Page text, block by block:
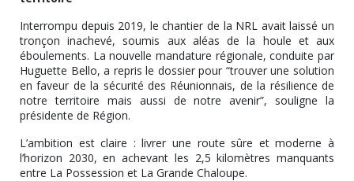
Interrompu depuis 2019, le chantier de la NRL avait laissé un
tronçon inachevé, soumis aux aléas de la houle et aux
éboulements. La nouvelle mandature régionale, conduite par
Huguette Bello, a repris le dossier pour “trouver une solution
en faveur de la sécurité des Réunionnais, de la résilience de
notre territoire mais aussi de notre avenir”, souligne la
présidente de Région.
L’ambition est claire : livrer une route sûre et moderne à
l’horizon 2030, en achevant les 2,5 kilomètres manquants
entre La Possession et La Grande Chaloupe.